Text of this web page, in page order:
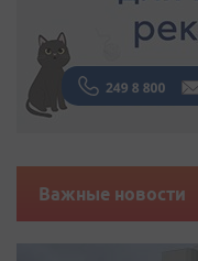
Важные новости